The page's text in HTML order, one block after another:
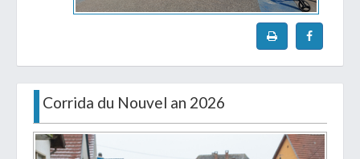
Corrida du Nouvel an 2026